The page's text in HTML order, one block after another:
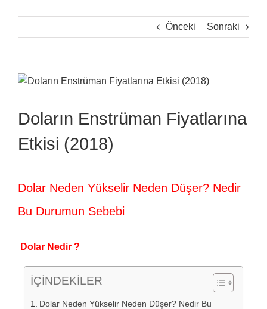
Önceki Sonraki
View
Image
Doların Enstrüman Fiyatlarına
Etkisi (2018)
Dolar Neden Yükselir Neden Düşer? Nedir
Bu Durumun Sebebi
Dolar Nedir ?
İÇİNDEKİLER
Dolar Neden Yükselir Neden Düşer? Nedir Bu